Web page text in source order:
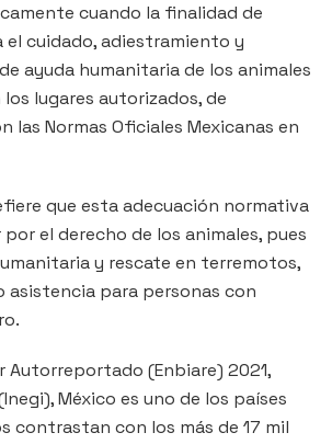
cuando la finalidad de
el cuidado, adiestramiento y
ayuda humanitaria de los animales
lugares autorizados, de
las Normas Oficiales Mexicanas en
que esta adecuación normativa
el derecho de los animales, pues
y rescate en terremotos,
asistencia para personas con
Autorreportado (Enbiare) 2021,
México es uno de los países
contrastan con los más de 17 mil